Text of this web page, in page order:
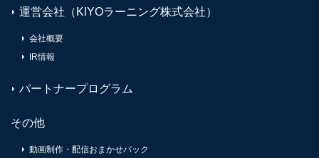
運営会社（KIYOラーニング株式会社）
会社概要
IR情報
パートナープログラム
その他
動画制作・配信おまかせパック